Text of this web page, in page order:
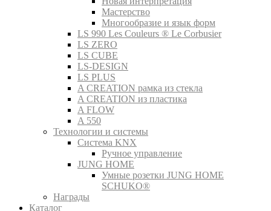
Мастерство
Многообразие и язык форм
LS 990 Les Couleurs ® Le Corbusier
LS ZERO
LS CUBE
LS-DESIGN
LS PLUS
A CREATION рамка из стекла
A CREATION из пластика
A FLOW
A 550
Технологии и системы
Система KNX
Ручное управление
JUNG HOME
Умные розетки JUNG HOME
SCHUKO®
Награды
Каталог